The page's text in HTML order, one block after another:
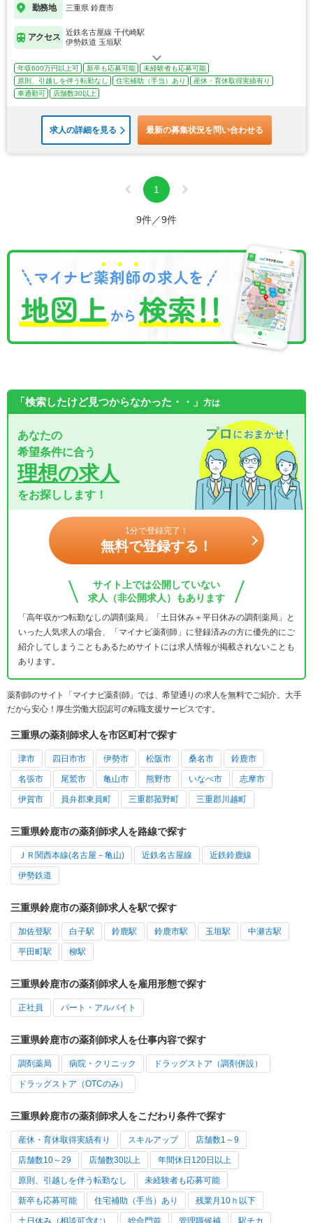
勤務地 三重県 鈴鹿市
アクセス
近鉄名古屋線 千代崎駅
伊勢鉄道 玉垣駅
年収600万円以上可 新卒も応募可能
未経験者も応募可能
原則、引越しを伴う転勤なし
住宅補助（手当）あり
産休・育休取得実績有り
車通勤可
店舗数30以上
求人の詳細を見る 最新の募集状況を問い合わせる
1
9件／9件
「検索したけど見つからなかった・・」 方は
あなたの
希望条件に合う
理想の求人
をお探しします！
1分で登録完了！
無料で登録する！
サイト上では公開していない
求人（非公開求人）もあります
「高年収かつ転勤なしの調剤薬局」「土日休み＋平日休みの調剤薬局」と
いった人気求人の場合、「マイナビ薬剤師」に登録済みの方に優先的にご
紹介してしまうこともあるためサイトには求人情報が掲載されないことも
あります。
薬剤師のサイト「マイナビ薬剤師」では、希望通りの求人を無料でご紹介。大手
だから安心！厚生労働大臣認可の転職支援サービスです。
三重県の薬剤師求人を市区町村で探す
津市 四日市市 伊勢市 松阪市 桑名市 鈴鹿市
名張市 尾鷲市 亀山市 熊野市 いなべ市 志摩市
伊賀市 員弁郡東員町 三重郡菰野町 三重郡川越町
三重県鈴鹿市の薬剤師求人を路線で探す
ＪＲ関西本線(名古屋－亀山) 近鉄名古屋線 近鉄鈴鹿線
伊勢鉄道
三重県鈴鹿市の薬剤師求人を駅で探す
加佐登駅 白子駅 鈴鹿駅 鈴鹿市駅 玉垣駅 中瀬古駅
平田町駅 柳駅
三重県鈴鹿市の薬剤師求人を雇用形態で探す
正社員 パート・アルバイト
三重県鈴鹿市の薬剤師求人を仕事内容で探す
調剤薬局 病院・クリニック ドラッグストア（調剤併設）
ドラッグストア（OTCのみ）
三重県鈴鹿市の薬剤師求人をこだわり条件で探す
産休・育休取得実績有り スキルアップ 店舗数1～9
店舗数10～29 店舗数30以上 年間休日120日以上
原則、引越しを伴う転勤なし 未経験者も応募可能
新卒も応募可能 住宅補助（手当）あり 残業月10ｈ以下
土日休み（相談可含む） 総合門前 管理職候補 駅チカ